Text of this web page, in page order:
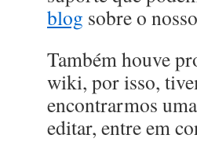
blog sobre o
Também houve
wiki, por isso,
encontrarmos
editar, entre em